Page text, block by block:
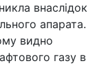
внаслідок
апарата.
видно
газу в